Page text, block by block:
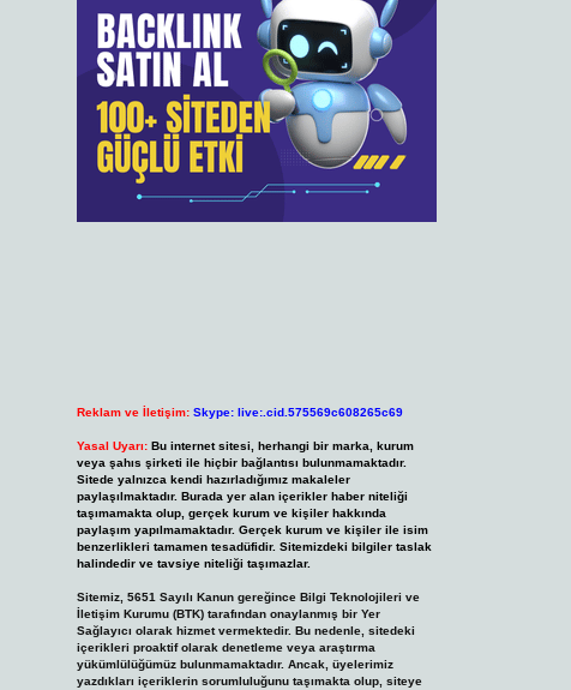
Reklam ve İletişim: Skype: live:.cid.575569c608265c69
Yasal Uyarı: Bu internet sitesi, herhangi bir marka, kurum
veya şahıs şirketi ile hiçbir bağlantısı bulunmamaktadır.
Sitede yalnızca kendi hazırladığımız makaleler
paylaşılmaktadır. Burada yer alan içerikler haber niteliği
taşımamakta olup, gerçek kurum ve kişiler hakkında
paylaşım yapılmamaktadır. Gerçek kurum ve kişiler ile isim
benzerlikleri tamamen tesadüfidir. Sitemizdeki bilgiler taslak
halindedir ve tavsiye niteliği taşımazlar.
Sitemiz, 5651 Sayılı Kanun gereğince Bilgi Teknolojileri ve
İletişim Kurumu (BTK) tarafından onaylanmış bir Yer
Sağlayıcı olarak hizmet vermektedir. Bu nedenle, sitedeki
içerikleri proaktif olarak denetleme veya araştırma
yükümlülüğümüz bulunmamaktadır. Ancak, üyelerimiz
yazdıkları içeriklerin sorumluluğunu taşımakta olup, siteye